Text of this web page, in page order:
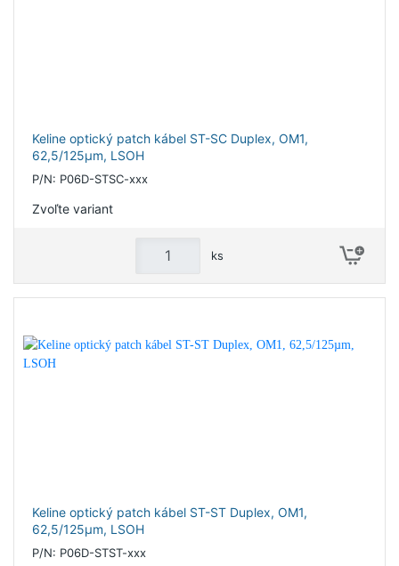
Keline optický patch kábel ST-SC Duplex, OM1,
62,5/125µm, LSOH
P/N: P06D-STSC-xxx
Zvoľte variant
ks
Keline optický patch kábel ST-ST Duplex, OM1,
62,5/125µm, LSOH
P/N: P06D-STST-xxx